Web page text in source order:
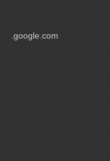
.google.com